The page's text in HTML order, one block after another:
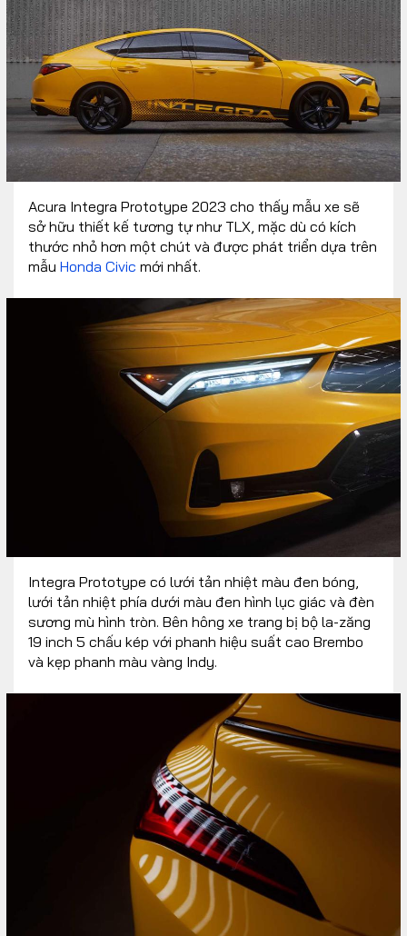
Acura Integra Prototype 2023 cho thấy mẫu xe sẽ
sở hữu thiết kế tương tự như TLX, mặc dù có kích
thước nhỏ hơn một chút và được phát triển dựa trên
mẫu Honda Civic mới nhất.
Integra Prototype có lưới tản nhiệt màu đen bóng,
lưới tản nhiệt phía dưới màu đen hình lục giác và đèn
sương mù hình tròn. Bên hông xe trang bị bộ la-zăng
19 inch 5 chấu kép với phanh hiệu suất cao Brembo
và kẹp phanh màu vàng Indy.